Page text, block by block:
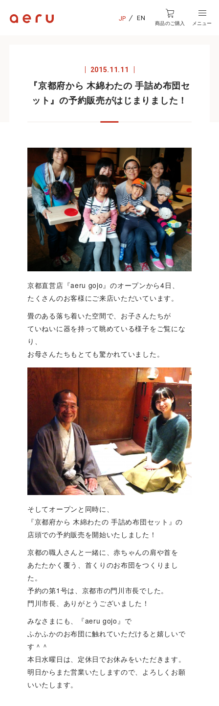
JP EN
商品のご購入 メニュー
2015.11.11
『京都府から 木綿わたの 手詰め布団セ
ット』の予約販売がはじまりました！
京都直営店『aeru gojo』のオープンから4日、
たくさんのお客様にご来店いただいています。
畳のある落ち着いた空間で、お子さんたちが
ていねいに器を持って眺めている様子をご覧にな
り、
お母さんたちもとても驚かれていました。
そしてオープンと同時に、
『京都府から 木綿わたの 手詰め布団セット』の
店頭での予約販売を開始いたしました！
京都の職人さんと一緒に、赤ちゃんの肩や首を
あたたかく覆う、首くりのお布団をつくりまし
た。
予約の第1号は、京都市の門川市長でした。
門川市長、ありがとうございました！
みなさまにも、『aeru gojo』で
ふかふかのお布団に触れていただけると嬉しいで
す＾＾
本日水曜日は、定休日でお休みをいただきます。
明日からまた営業いたしますので、よろしくお願
いいたします。